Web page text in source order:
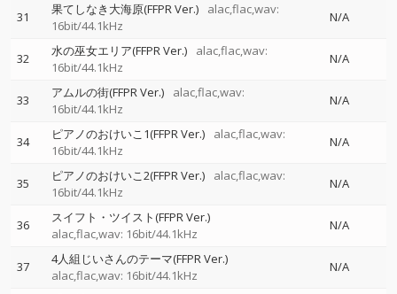
31 果てしなき大海原(FFPR Ver.)
alac,flac,wav:
16bit/44.1kHz
N/A
32 水の巫女エリア(FFPR Ver.)
alac,flac,wav:
16bit/44.1kHz
N/A
33 アムルの街(FFPR Ver.)
alac,flac,wav:
16bit/44.1kHz
N/A
34 ピアノのおけいこ1(FFPR Ver.)
alac,flac,wav:
16bit/44.1kHz
N/A
35 ピアノのおけいこ2(FFPR Ver.)
alac,flac,wav:
16bit/44.1kHz
N/A
36
スイフト・ツイスト(FFPR Ver.)
alac,flac,wav: 16bit/44.1kHz
N/A
37
4人組じいさんのテーマ(FFPR Ver.)
alac,flac,wav: 16bit/44.1kHz
N/A